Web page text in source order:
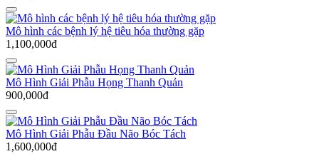
Mô hình các bệnh lý hệ tiêu hóa thường gặp
1,100,000đ
Mô Hình Giải Phẫu Họng Thanh Quản
900,000đ
Mô Hình Giải Phẫu Đầu Não Bóc Tách
1,600,000đ